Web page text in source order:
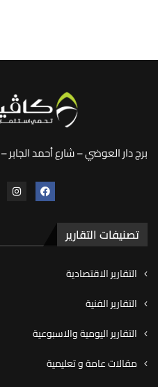
برج دار العوضي – شارع أحمد
تصنيفات التقارير
التقارير الاقتصادية
التقارير الفنية
التقارير اليومية والاسبوعية
مقالات عامة و تعليمية